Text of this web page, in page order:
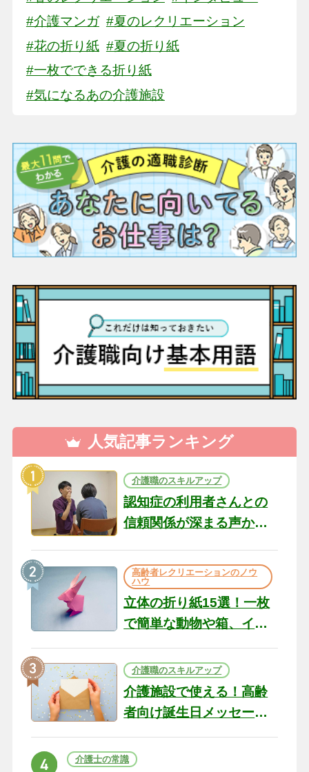
#介護マンガ #夏のレクリエーション
#花の折り紙 #夏の折り紙
#一枚でできる折り紙
#気になるあの介護施設
人気記事ランキング
介護職のスキルアップ
認知症の利用者さんとの
信頼関係が深まる声かけ
の現場から（22）
高齢者レクリエーションのノウ
ハウ
立体の折り紙15選！一枚
で簡単な動物や箱、イン
介護職のスキルアップ
介護施設で使える！高齢
者向け誕生日メッセージ
ト
介護士の常識